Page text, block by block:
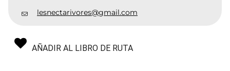
lesnectarivores@gmail.com
AÑADIR AL LIBRO DE RUTA